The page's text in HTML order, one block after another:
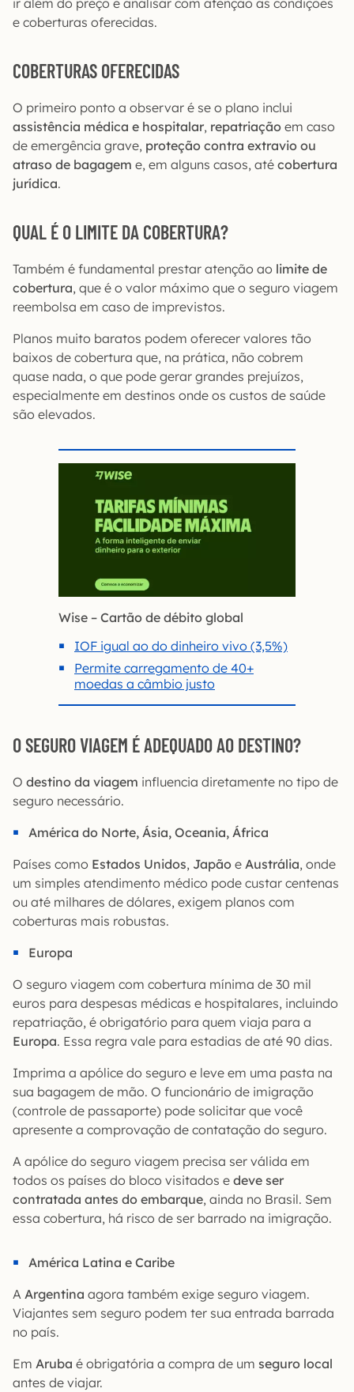
ir além do preço e analisar com atenção as condições
e coberturas oferecidas.
COBERTURAS OFERECIDAS
O primeiro ponto a observar é se o plano inclui
assistência médica e hospitalar, repatriação em caso
de emergência grave, proteção contra extravio ou
atraso de bagagem e, em alguns casos, até cobertura
jurídica.
QUAL É O LIMITE DA COBERTURA?
Também é fundamental prestar atenção ao limite de
cobertura, que é o valor máximo que o seguro viagem
reembolsa em caso de imprevistos.
Planos muito baratos podem oferecer valores tão
baixos de cobertura que, na prática, não cobrem
quase nada, o que pode gerar grandes prejuízos,
especialmente em destinos onde os custos de saúde
são elevados.
Wise – Cartão de débito global
IOF igual ao do dinheiro vivo (3,5%)
Permite carregamento de 40+
moedas a câmbio justo
O SEGURO VIAGEM É ADEQUADO AO DESTINO?
O destino da viagem influencia diretamente no tipo de
seguro necessário.
América do Norte, Ásia, Oceania, África
Países como Estados Unidos, Japão e Austrália, onde
um simples atendimento médico pode custar centenas
ou até milhares de dólares, exigem planos com
coberturas mais robustas.
Europa
O seguro viagem com cobertura mínima de 30 mil
euros para despesas médicas e hospitalares, incluindo
repatriação, é obrigatório para quem viaja para a
Europa. Essa regra vale para estadias de até 90 dias.
Imprima a apólice do seguro e leve em uma pasta na
sua bagagem de mão. O funcionário de imigração
(controle de passaporte) pode solicitar que você
apresente a comprovação de contatação do seguro.
A apólice do seguro viagem precisa ser válida em
todos os países do bloco visitados e deve ser
contratada antes do embarque, ainda no Brasil. Sem
essa cobertura, há risco de ser barrado na imigração.
América Latina e Caribe
A Argentina agora também exige seguro viagem.
Viajantes sem seguro podem ter sua entrada barrada
no país.
Em Aruba é obrigatória a compra de um seguro local
antes de viajar.